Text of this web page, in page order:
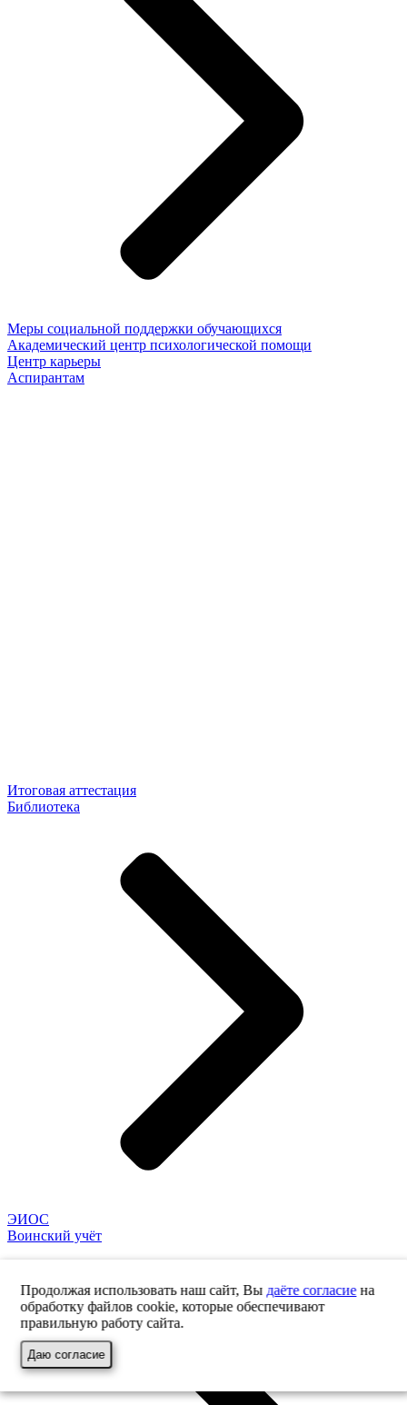
Меры социальной поддержки обучающихся
Академический центр психологической помощи
Центр карьеры
Аспирантам
Итоговая аттестация
Библиотека
ЭИОС
Воинский учёт
Продолжая использовать наш сайт, Вы даёте согласиена
обработку файлов cookie, которые обеспечивают
правильную работу сайта.
Даю согласие